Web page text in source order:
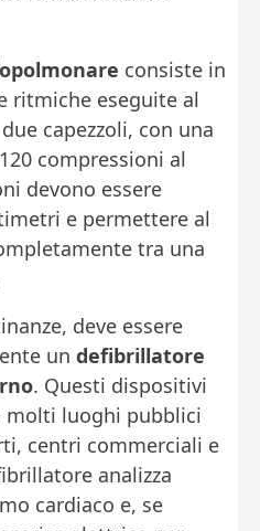
consiste in
ritmiche eseguite al
capezzoli, con una
compressioni al
devono essere
e permettere al
tra una
deve essere
un defibrillatore
. Questi dispositivi
molti luoghi pubblici
centri commerciali e
analizza
cardiaco e, se